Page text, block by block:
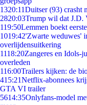
1320:11Duitser (93) crasht
2820:03Trump wil dat J.D.
119:50Lemmen boekt
1019:42'Zwarte weduwes'
overlijdensuitkering
1118:20Zangeres en Idols-
overleden
116:00Trailers kijken: de
415:21Netflix-abonnees
GTA VI trailer
5614:35Onlyfans-model